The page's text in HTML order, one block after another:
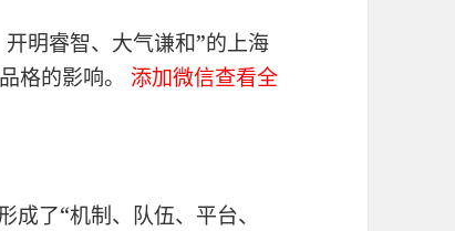
明睿智、大气谦和”的上海
格的影响。 添加微信查看全
了“机制、队伍、平台、